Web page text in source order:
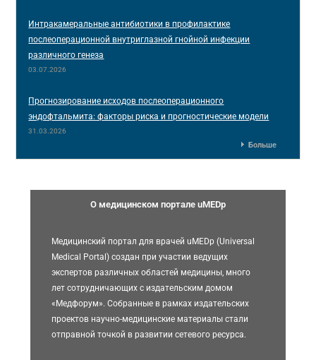
Интракамеральные антибиотики в профилактике
послеоперационной внутриглазной гнойной инфекции
различного генеза
03.07.2026
Прогнозирование исходов послеоперационного
эндофтальмита: факторы риска и прогностические модели
31.03.2026
Больше
О медицинском портале uMEDp
Медицинский портал для врачей uMEDp (Universal
Medical Portal) создан при участии ведущих
экспертов различных областей медицины, много
лет сотрудничающих с издательским домом
«Медфорум». Собранные в рамках издательских
проектов научно-медицинские материалы стали
отправной точкой в развитии сетевого ресурса.